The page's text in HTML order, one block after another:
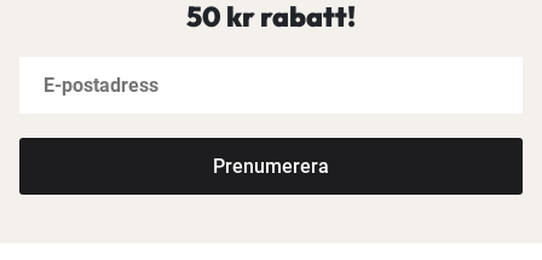
50 kr rabatt!
Prenumerera